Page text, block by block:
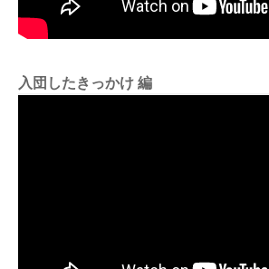
入団したきっかけ 編